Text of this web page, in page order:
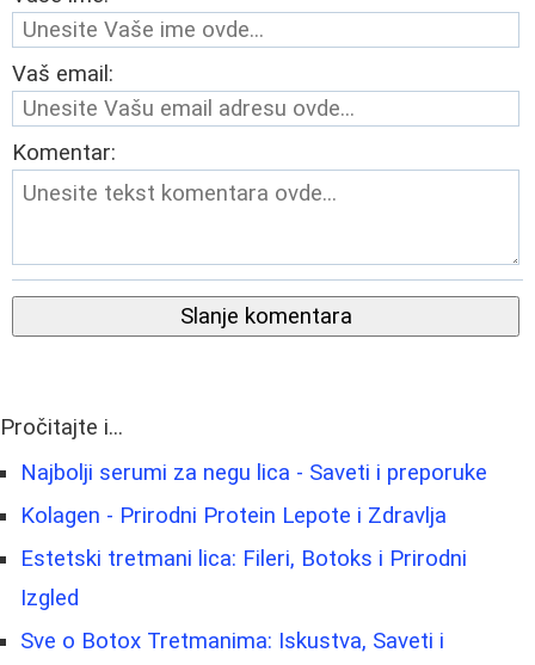
Vaš email:
Komentar:
Slanje komentara
Pročitajte i...
Najbolji serumi za negu lica - Saveti i preporuke
Kolagen - Prirodni Protein Lepote i Zdravlja
Estetski tretmani lica: Fileri, Botoks i Prirodni
Izgled
Sve o Botox Tretmanima: Iskustva, Saveti i